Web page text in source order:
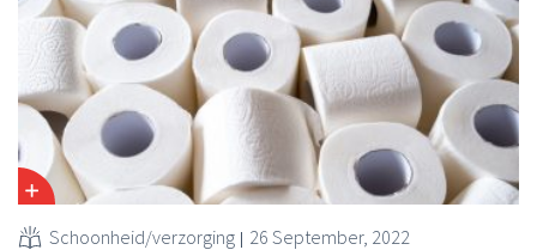
Schoonheid/verzorging 26 September, 2022